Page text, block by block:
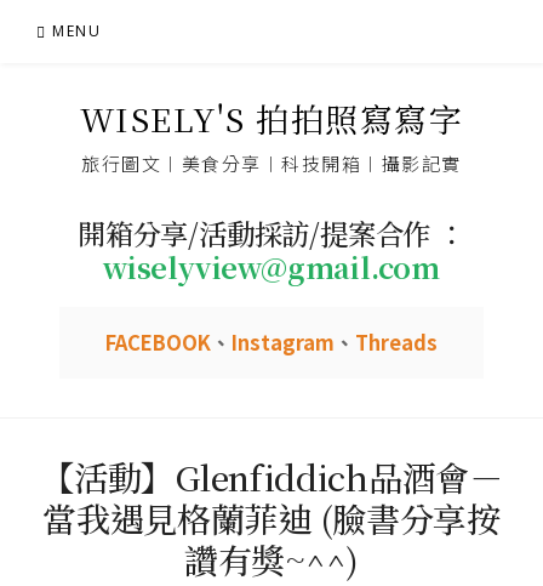
MENU
WISELY'S 拍拍照寫寫字
旅行圖文︱美食分享︱科技開箱︱攝影記實
開箱分享/活動採訪/提案合作 ：
wiselyview@gmail.com
FACEBOOK 、 Instagram 、 Threads
【活動】Glenfiddich品酒會－
當我遇見格蘭菲迪 (臉書分享按
讚有獎~^^)